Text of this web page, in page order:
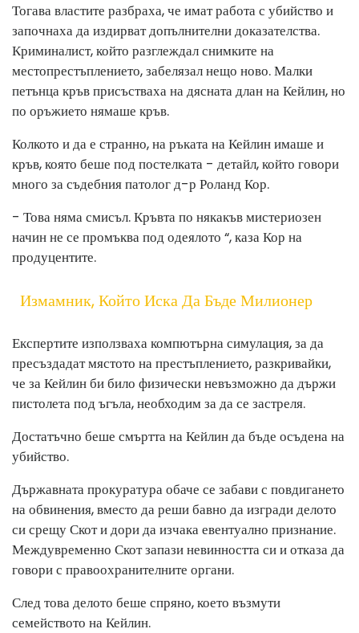
Тогава властите разбраха, че имат работа с убийство и
започнаха да издирват допълнителни доказателства.
Криминалист, който разглеждал снимките на
местопрестъплението, забелязал нещо ново. Малки
петънца кръв присъстваха на дясната длан на Кейлин, но
по оръжието нямаше кръв.
Колкото и да е странно, на ръката на Кейлин имаше и
кръв, която беше под постелката - детайл, който говори
много за съдебния патолог д-р Роланд Кор.
- Това няма смисъл. Кръвта по някакъв мистериозен
начин не се промъква под одеялото “, каза Кор на
продуцентите.
Измамник, Който Иска Да Бъде Милионер
Експертите използваха компютърна симулация, за да
пресъздадат мястото на престъплението, разкривайки,
че за Кейлин би било физически невъзможно да държи
пистолета под ъгъла, необходим за да се застреля.
Достатъчно беше смъртта на Кейлин да бъде осъдена на
убийство.
Държавната прокуратура обаче се забави с повдигането
на обвинения, вместо да реши бавно да изгради делото
си срещу Скот и дори да изчака евентуално признание.
Междувременно Скот запази невинността си и отказа да
говори с правоохранителните органи.
След това делото беше спряно, което възмути
семейството на Кейлин.